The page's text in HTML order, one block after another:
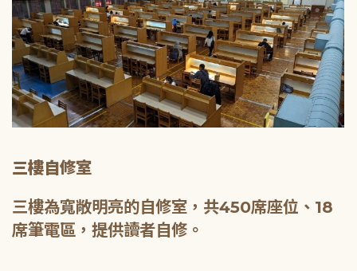
三樓自修室
三樓為寬敞明亮的自修室，共450席座位、18
席筆電區，提供讀者自修。